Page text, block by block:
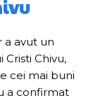
a avut un
Chivu,
cei mai buni
a confirmat